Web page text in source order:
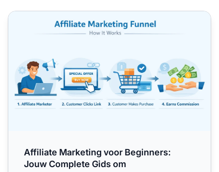
Affiliate Marketing voor Beginners: Jouw Complete Gids
Affiliate Marketing voor Beginners:
Jouw Complete Gids om